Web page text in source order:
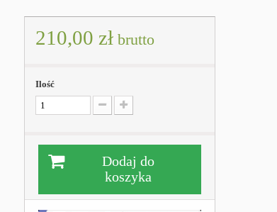
210,00 złbrutto
Ilość
Dodaj do
koszyka